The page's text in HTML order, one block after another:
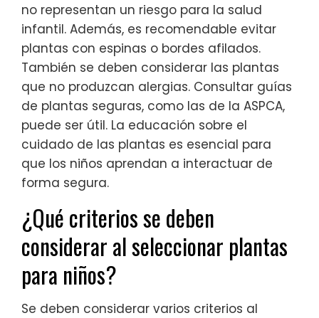
no representan un riesgo para la salud
infantil. Además, es recomendable evitar
plantas con espinas o bordes afilados.
También se deben considerar las plantas
que no produzcan alergias. Consultar guías
de plantas seguras, como las de la ASPCA,
puede ser útil. La educación sobre el
cuidado de las plantas es esencial para
que los niños aprendan a interactuar de
forma segura.
¿Qué criterios se deben
considerar al seleccionar plantas
para niños?
Se deben considerar varios criterios al